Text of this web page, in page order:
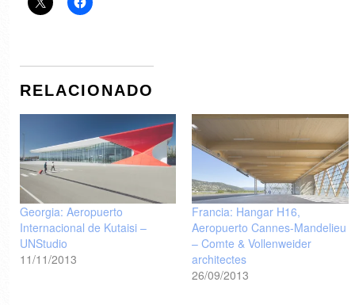
RELACIONADO
Georgia: Aeropuerto
Internacional de Kutaisi –
UNStudio
11/11/2013
Francia: Hangar H16,
Aeropuerto Cannes-Mandelieu
– Comte & Vollenweider
architectes
26/09/2013